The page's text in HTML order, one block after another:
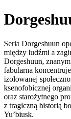
Seria Dorgeshuun
między ludźmi a
Dorgeshuun,
fabularna
izolowanej
ksenofobicznej
oraz starożytnego
z tragiczną historią
Yu’biusk.